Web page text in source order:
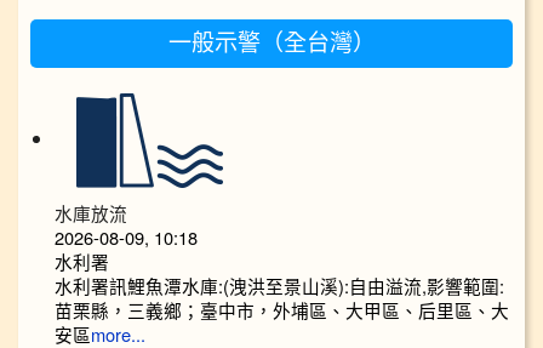
一般示警（全台灣）
水庫放流
2026-08-09, 10:18
水利署
水利署訊鯉魚潭水庫:(洩洪至景山溪):自由溢流,影響範圍:
苗栗縣，三義鄉；臺中市，外埔區、大甲區、后里區、大
安區more...